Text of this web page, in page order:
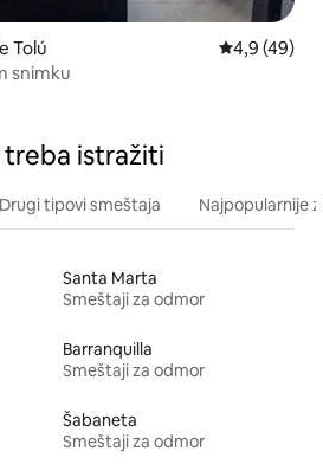
Tolú Prosečna
4,9 (49)
snimku
istražiti
Drugi tipovi smeštaja Najpopularnije
Santa Marta
Smeštaji za odmor
Barranquilla
Smeštaji za odmor
Šabaneta
Smeštaji za odmor